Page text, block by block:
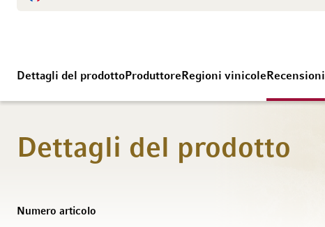
Dettagli del prodottoProduttore Regioni vinicole Recensioni
Dettagli del prodotto
Numero articolo